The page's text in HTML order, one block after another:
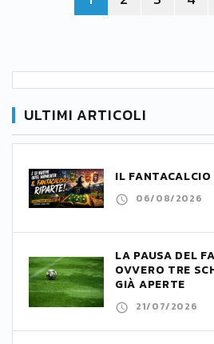
ULTIMI ARTICOLI
IL
06/08/2026
LA PAUSA DEL
OVVERO TRE
GIÀ APERTE
21/07/2026